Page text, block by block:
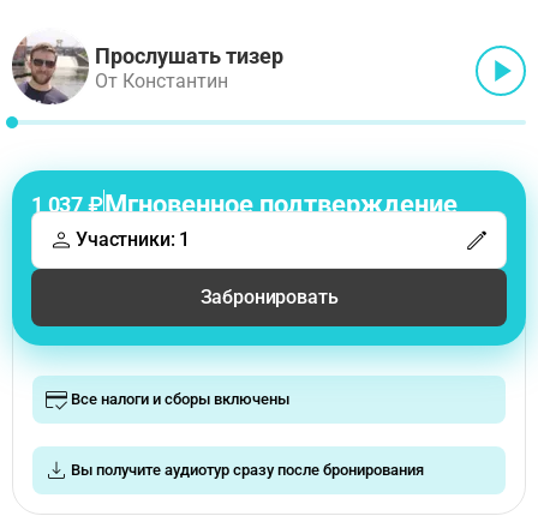
Прослушать тизер
От Константин
1 037 ₽Мгновенное подтверждение
Участники: 1
Забронировать
Все налоги и сборы включены
Вы получите аудиотур сразу после бронирования